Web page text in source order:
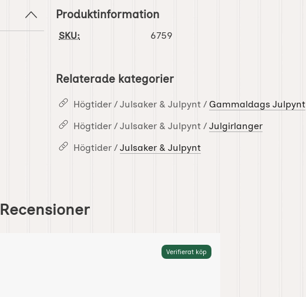
Produktinformation
SKU: 6759
Relaterade kategorier
Högtider / Julsaker & Julpynt / Gammaldags Julpynt
Högtider / Julsaker & Julpynt / Julgirlanger
Högtider / Julsaker & Julpynt
Recensioner
Verifierat köp